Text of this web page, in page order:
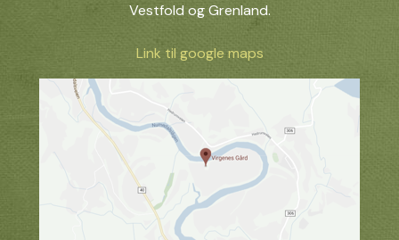
Vestfold og Grenland.
Link til google maps